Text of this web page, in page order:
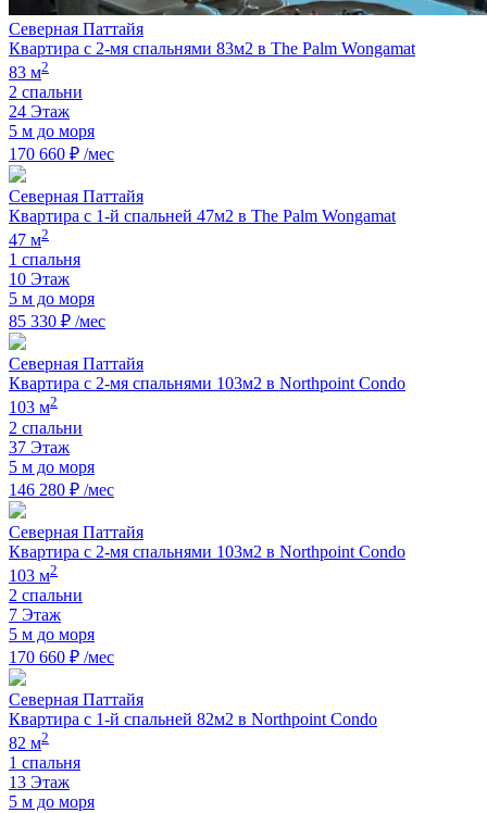
Северная Паттайя
Квартира с 2-мя спальнями 83м2 в The Palm Wongamat
83 м2
2 спальни
24 Этаж
5 м до моря
170 660 ₽ /мес
Северная Паттайя
Квартира с 1-й спальней 47м2 в The Palm Wongamat
47 м2
1 спальня
10 Этаж
5 м до моря
85 330 ₽ /мес
Северная Паттайя
Квартира с 2-мя спальнями 103м2 в Northpoint Condo
103 м2
2 спальни
37 Этаж
5 м до моря
146 280 ₽ /мес
Северная Паттайя
Квартира с 2-мя спальнями 103м2 в Northpoint Condo
103 м2
2 спальни
7 Этаж
5 м до моря
170 660 ₽ /мес
Северная Паттайя
Квартира с 1-й спальней 82м2 в Northpoint Condo
82 м2
1 спальня
13 Этаж
5 м до моря